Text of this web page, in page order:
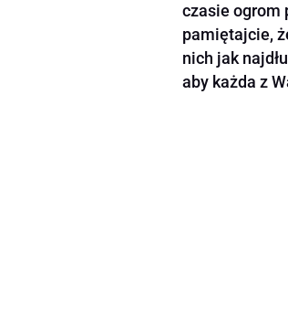
czasie ogrom
pamiętajcie,
nich jak
aby każda z